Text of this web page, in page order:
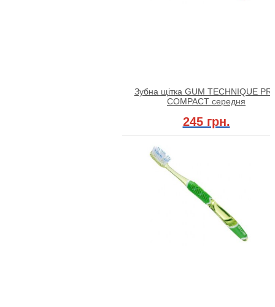
Зубна щітка GUM TECHNIQUE
COMPACT середня
245 грн.